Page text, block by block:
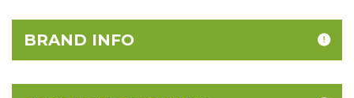
BRAND INFO